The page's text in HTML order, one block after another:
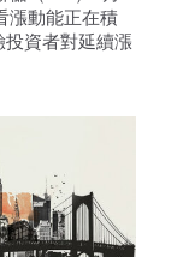
漲動能正在積
資者對延續漲